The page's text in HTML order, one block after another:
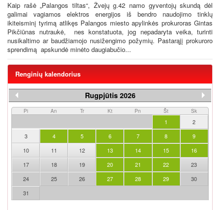
Kaip rašė „Palangos tiltas“, Žvejų g.42 namo gyventojų skundą dėl
galimai vagiamos elektros energijos iš bendro naudojimo tinklų
ikiteisminį tyrimą atlikęs Palangos miesto apylinkės prokuroras Gintas
Pikčiūnas nutraukė, nes konstatuota, jog nepadaryta veika, turinti
nusikaltimo ar baudžiamojo nusižengimo požymių. Pastarąjį prokuroro
sprendimą apskundė minėto daugiabučio...
Renginių kalendorius
Rugpjūtis 2026
Pi An Tr Kt Pn Št Sk
1
2
3
4 5 6 7 8
9
10
11 12 13 14 15
16
17
18 19 20 21 22
23
24
25 26 27 28 29
30
31